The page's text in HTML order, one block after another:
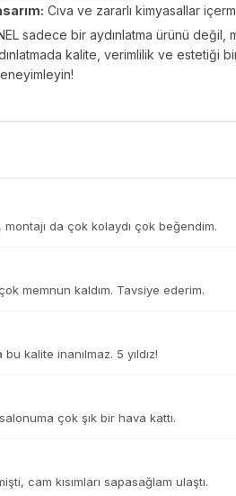
Cıva ve zararlı kimyasallar
sadece bir aydınlatma ürünü
kalite, verimlilik ve
da çok kolaydı çok beğendim.
memnun kaldım. Tavsiye ederim.
kalite inanılmaz. 5 yıldız!
çok şık bir hava kattı.
cam kısımları sapasağlam ulaştı.